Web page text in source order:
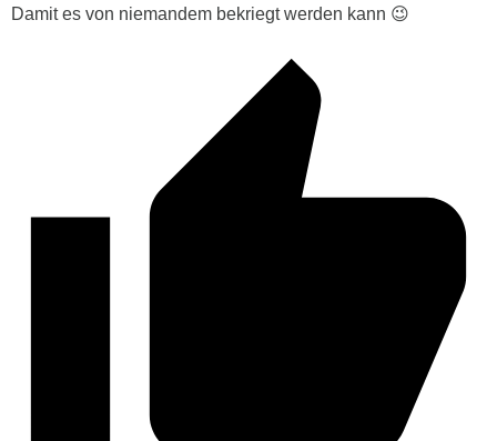
Damit es von niemandem bekriegt werden kann 😉